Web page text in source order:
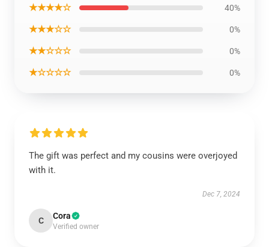
★★★★☆ 40%
★★★☆☆ 0%
★★☆☆☆ 0%
★☆☆☆☆ 0%
The gift was perfect and my cousins were overjoyed
with it.
Dec 7, 2024
C Cora
Verified owner